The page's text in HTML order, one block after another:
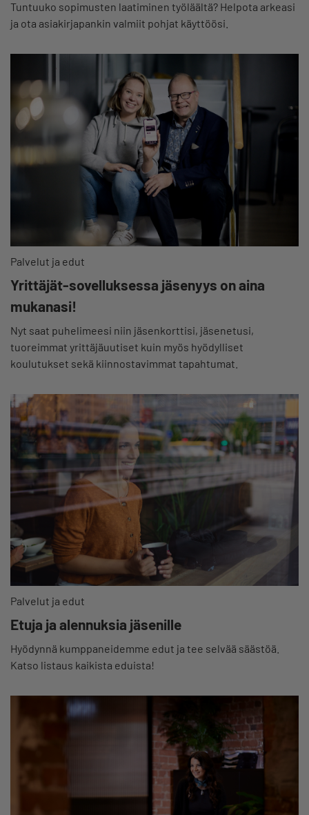
Tuntuuko sopimusten laatiminen työläältä? Helpota arkeasi
ja ota asiakirjapankin valmiit pohjat käyttöösi.
Palvelut ja edut
Yrittäjät-sovelluksessa jäsenyys on aina
mukanasi!
Nyt saat puhelimeesi niin jäsenkorttisi, jäsenetusi,
tuoreimmat yrittäjäuutiset kuin myös hyödylliset
koulutukset sekä kiinnostavimmat tapahtumat.
Palvelut ja edut
Etuja ja alennuksia jäsenille
Hyödynnä kumppaneidemme edut ja tee selvää säästöä.
Katso listaus kaikista eduista!